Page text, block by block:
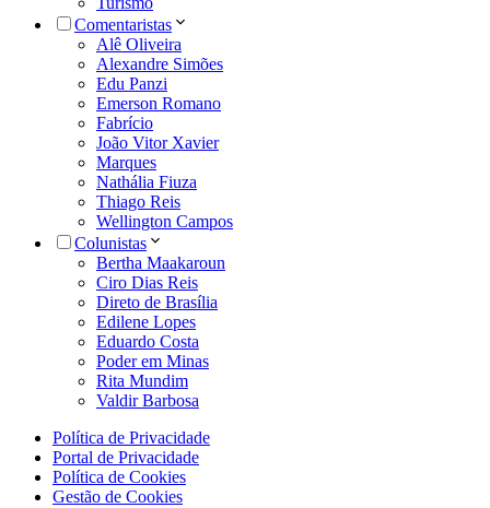
Comentaristas
Alê Oliveira
Alexandre Simões
Edu Panzi
Emerson Romano
Fabrício
João Vitor Xavier
Marques
Nathália Fiuza
Thiago Reis
Wellington Campos
Colunistas
Bertha Maakaroun
Ciro Dias Reis
Direto de Brasília
Edilene Lopes
Eduardo Costa
Poder em Minas
Rita Mundim
Valdir Barbosa
Política de Privacidade
Portal de Privacidade
Política de Cookies
Gestão de Cookies